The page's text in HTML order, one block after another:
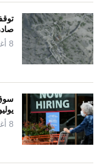
8 أغسطس 2026
8 أغسطس 2026